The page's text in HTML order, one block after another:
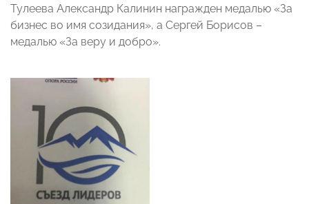
Тулеева Александр Калинин награжден медалью «За
бизнес во имя созидания», а Сергей Борисов –
медалью «За веру и добро».